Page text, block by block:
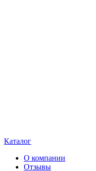
Каталог
О компании
Отзывы